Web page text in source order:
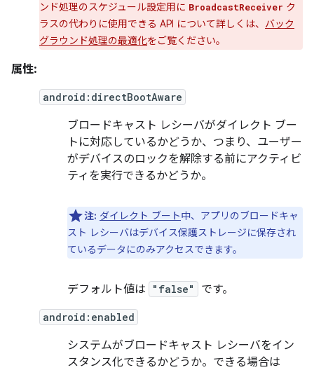
ンド処理のスケジュール設定用に BroadcastReceiver ク
ラスの代わりに使用できる API について詳しくは、 バック
グラウンド処理の最適化をご覧ください。
属性:
android:directBootAware
ブロードキャスト レシーバがダイレクト ブー
トに対応しているかどうか、つまり、ユーザー
がデバイスのロックを解除する前にアクティビ
ティを実行できるかどうか。
注: ダイレクト ブート中、アプリのブロードキャ
スト レシーバはデバイス保護ストレージに保存され
ているデータにのみアクセスできます。
デフォルト値は "false" です。
android:enabled
システムがブロードキャスト レシーバをイン
スタンス化できるかどうか。できる場合は